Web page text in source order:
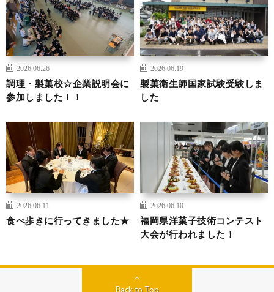
2026.06.26
調理・製菓校☆企業説明会に
参加しました！！
2026.06.19
製菓衛生師国家試験受験しま
した
2026.06.11
食べ歩きに行ってきました★
2026.06.10
福岡県洋菓子技術コンテスト
大会が行われました！
Back to Top